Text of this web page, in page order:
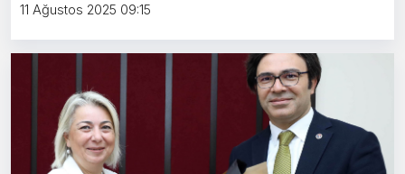
11 Ağustos 2025 09:15